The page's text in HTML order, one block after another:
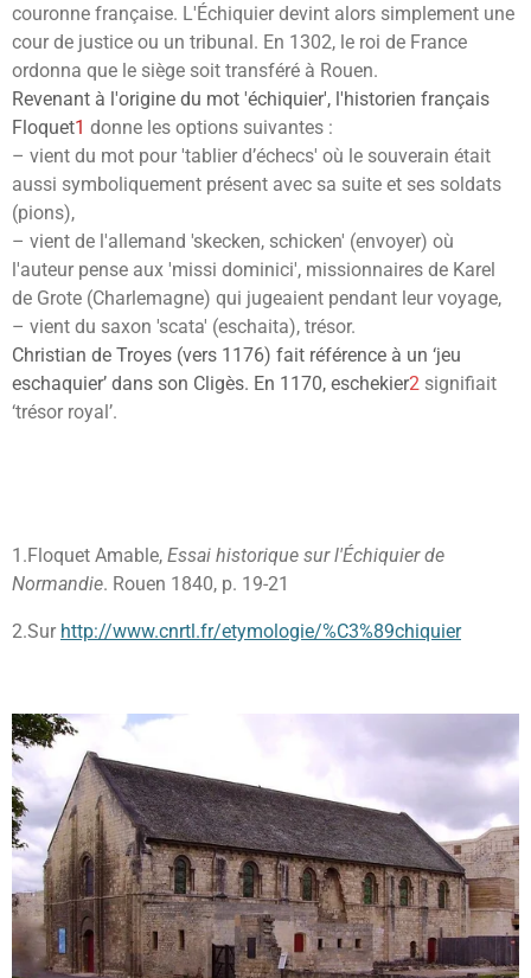
couronne française. L'Échiquier devint alors simplement une
cour de justice ou un tribunal. En 1302, le roi de France
ordonna que le siège soit transféré à Rouen.
Revenant à l'origine du mot 'échiquier', l'historien français
Floquet1 donne les options suivantes :
– vient du mot pour 'tablier d’échecs' où le souverain était
aussi symboliquement présent avec sa suite et ses soldats
(pions),
– vient de l'allemand 'skecken, schicken' (envoyer) où
l'auteur pense aux 'missi dominici', missionnaires de Karel
de Grote (Charlemagne) qui jugeaient pendant leur voyage,
– vient du saxon 'scata' (eschaita), trésor.
Christian de Troyes (vers 1176) fait référence à un ‘jeu
eschaquier’ dans son Cligès. En 1170, eschekier2 signifiait
‘trésor royal’.
1.Floquet Amable, Essai historique sur l'Échiquier de
Normandie. Rouen 1840, p. 19-21
2.Sur http://www.cnrtl.fr/etymologie/%C3%89chiquier